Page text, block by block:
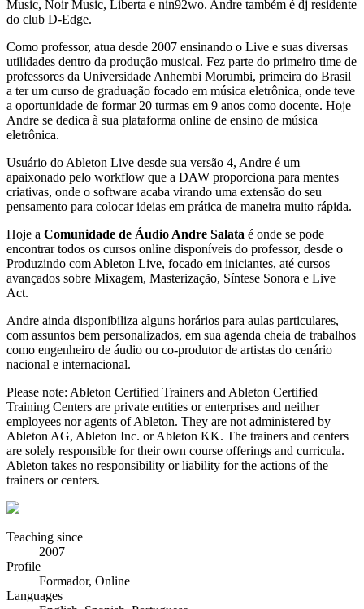
Music, Noir Music, Liberta e nin92wo. Andre também é dj residente
do club D-Edge.
Como professor, atua desde 2007 ensinando o Live e suas diversas
utilidades dentro da produção musical. Fez parte do primeiro time de
professores da Universidade Anhembi Morumbi, primeira do Brasil
a ter um curso de graduação focado em música eletrônica, onde teve
a oportunidade de formar 20 turmas em 9 anos como docente. Hoje
Andre se dedica à sua plataforma online de ensino de música
eletrônica.
Usuário do Ableton Live desde sua versão 4, Andre é um
apaixonado pelo workflow que a DAW proporciona para mentes
criativas, onde o software acaba virando uma extensão do seu
pensamento para colocar ideias em prática de maneira muito rápida.
Hoje a Comunidade de Áudio Andre Salata é onde se pode
encontrar todos os cursos online disponíveis do professor, desde o
Produzindo com Ableton Live, focado em iniciantes, até cursos
avançados sobre Mixagem, Masterização, Síntese Sonora e Live
Act.
Andre ainda disponibiliza alguns horários para aulas particulares,
com assuntos bem personalizados, em sua agenda cheia de trabalhos
como engenheiro de áudio ou co-produtor de artistas do cenário
nacional e internacional.
Please note: Ableton Certified Trainers and Ableton Certified
Training Centers are private entities or enterprises and neither
employees nor agents of Ableton. They are not administered by
Ableton AG, Ableton Inc. or Ableton KK. The trainers and centers
are solely responsible for their own course offerings and curricula.
Ableton takes no responsibility or liability for the actions of the
trainers or centers.
Teaching since
2007
Profile
Formador, Online
Languages